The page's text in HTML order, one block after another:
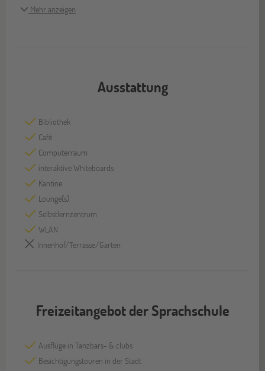
Mehr anzeigen
Ausstattung
Bibliothek
Café
Computerraum
interaktive Whiteboards
Kantine
Lounge(s)
Selbstlernzentrum
WLAN
Innenhof/Terrasse/Garten
Freizeitangebot der Sprachschule
Ausflüge in Tanzbars- & clubs
Besichtigungstouren in der Stadt